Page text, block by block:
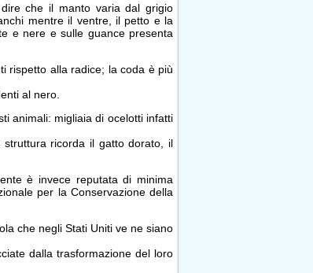
che il manto varia dal grigio
mentre il ventre, il petto e la
e nere e sulle guance presenta
rispetto alla radice; la coda è più
al nero.
animali: migliaia di ocelotti infatti
ricorda il gatto dorato, il
è invece reputata di minima
per la Conservazione della
che negli Stati Uniti ve ne siano
dalla trasformazione del loro